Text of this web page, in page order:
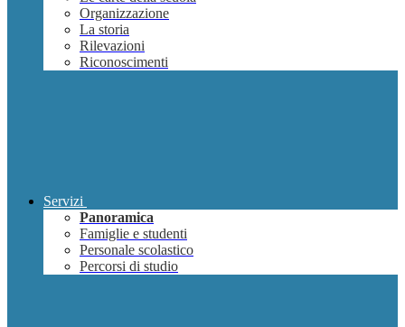
Organizzazione
La storia
Rilevazioni
Riconoscimenti
Servizi
Panoramica
Famiglie e studenti
Personale scolastico
Percorsi di studio